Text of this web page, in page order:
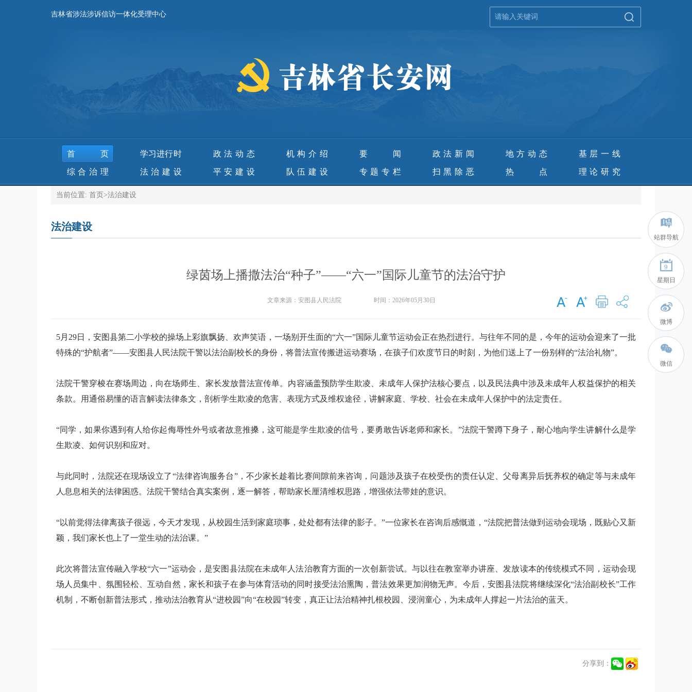
吉林省涉法涉诉信访一体化受理中心
首页 学习进行时 政法动态 机构介绍 要 闻 政法新闻 地方动态 基层一线
综合治理 法治建设 平安建设 队伍建设 专题专栏 扫黑除恶 热 点 理论研究
当前位置: 首页 >法治建设
法治建设
绿茵场上播撒法治“种子”——“六一”国际儿童节的法治守护
文章来源： 安图县人民法院 时间： 2026年05月30日
5月29日，安图县第二小学校的操场上彩旗飘扬、欢声笑语，一场别开生面的“六一”国际儿童节运动会正在热烈进行。与往年不同的是，今年的运动会迎来了一批
特殊的“护航者”——安图县人民法院干警以法治副校长的身份，将普法宣传搬进运动赛场，在孩子们欢度节日的时刻，为他们送上了一份别样的“法治礼物”。
法院干警穿梭在赛场周边，向在场师生、家长发放普法宣传单。内容涵盖预防学生欺凌、未成年人保护法核心要点，以及民法典中涉及未成年人权益保护的相关
条款。用通俗易懂的语言解读法律条文，剖析学生欺凌的危害、表现方式及维权途径，讲解家庭、学校、社会在未成年人保护中的法定责任。
“同学，如果你遇到有人给你起侮辱性外号或者故意推搡，这可能是学生欺凌的信号，要勇敢告诉老师和家长。”法院干警蹲下身子，耐心地向学生讲解什么是学
生欺凌、如何识别和应对。
与此同时，法院还在现场设立了“法律咨询服务台”，不少家长趁着比赛间隙前来咨询，问题涉及孩子在校受伤的责任认定、父母离异后抚养权的确定等与未成年
人息息相关的法律困惑。法院干警结合真实案例，逐一解答，帮助家长厘清维权思路，增强依法带娃的意识。
“以前觉得法律离孩子很远，今天才发现，从校园生活到家庭琐事，处处都有法律的影子。”一位家长在咨询后感慨道，“法院把普法做到运动会现场，既贴心又新
颖，我们家长也上了一堂生动的法治课。”
此次将普法宣传融入学校“六一”运动会，是安图县法院在未成年人法治教育方面的一次创新尝试。与以往在教室举办讲座、发放读本的传统模式不同，运动会现
场人员集中、氛围轻松、互动自然，家长和孩子在参与体育活动的同时接受法治熏陶，普法效果更加润物无声。今后，安图县法院将继续深化“法治副校长”工作
机制，不断创新普法形式，推动法治教育从“进校园”向“在校园”转变，真正让法治精神扎根校园、浸润童心，为未成年人撑起一片法治的蓝天。
分享到：
站群导航
9
星期日
微博
微信